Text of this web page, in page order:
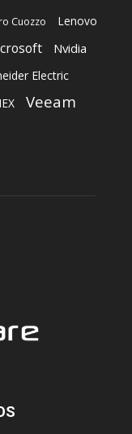
Cuozzo Lenovo
Nvidia
Electric
Veeam